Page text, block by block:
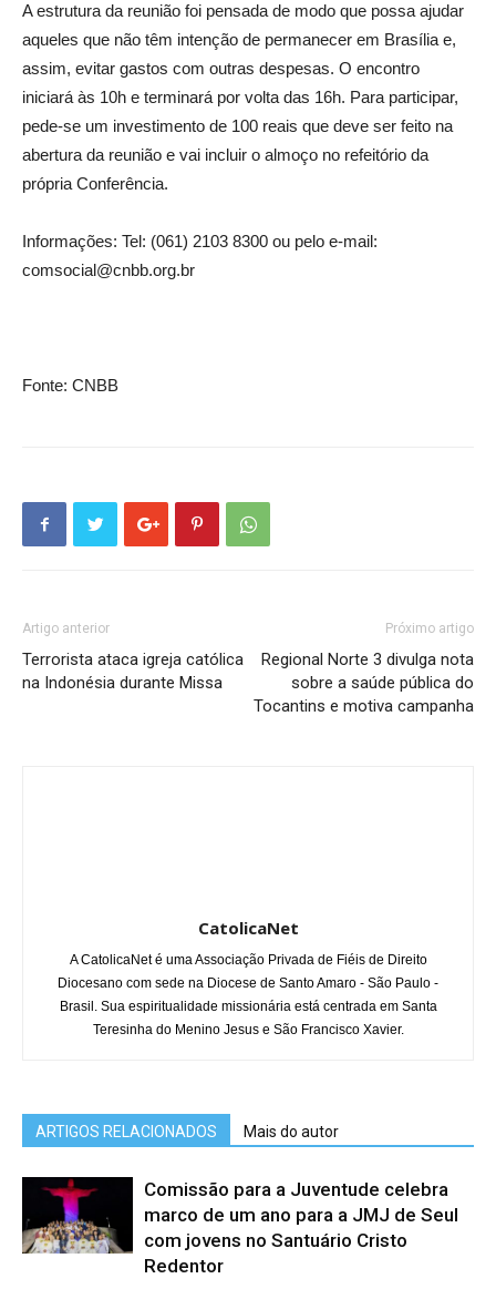
A estrutura da reunião foi pensada de modo que possa ajudar
aqueles que não têm intenção de permanecer em Brasília e,
assim, evitar gastos com outras despesas. O encontro
iniciará às 10h e terminará por volta das 16h. Para participar,
pede-se um investimento de 100 reais que deve ser feito na
abertura da reunião e vai incluir o almoço no refeitório da
própria Conferência.
Informações: Tel: (061) 2103 8300 ou pelo e-mail:
comsocial@cnbb.org.br
Fonte: CNBB
Artigo anterior
Terrorista ataca igreja católica
na Indonésia durante Missa
Próximo artigo
Regional Norte 3 divulga nota
sobre a saúde pública do
Tocantins e motiva campanha
CatolicaNet
A CatolicaNet é uma Associação Privada de Fiéis de Direito
Diocesano com sede na Diocese de Santo Amaro - São Paulo -
Brasil. Sua espiritualidade missionária está centrada em Santa
Teresinha do Menino Jesus e São Francisco Xavier.
ARTIGOS RELACIONADOS Mais do autor
Comissão para a Juventude celebra
marco de um ano para a JMJ de Seul
com jovens no Santuário Cristo
Redentor